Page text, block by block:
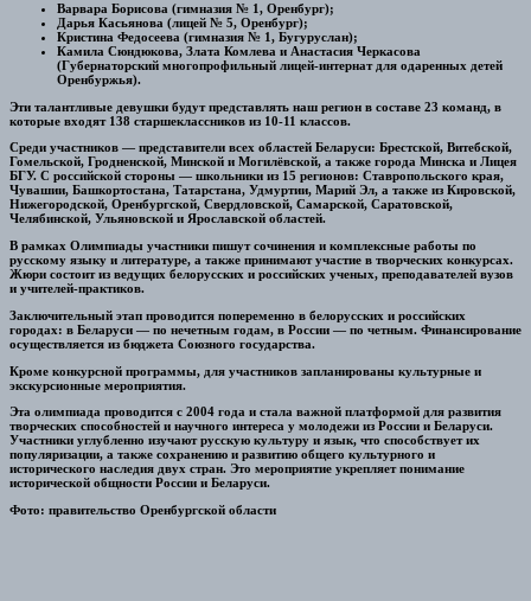
Варвара Борисова (гимназия № 1, Оренбург);
Дарья Касьянова (лицей № 5, Оренбург);
Кристина Федосеева (гимназия № 1, Бугуруслан);
Камила Сюндюкова, Злата Комлева и Анастасия Черкасова
(Губернаторский многопрофильный лицей-интернат для одаренных детей
Оренбуржья).
Эти талантливые девушки будут представлять наш регион в составе 23 команд, в
которые входят 138 старшеклассников из 10-11 классов.
Среди участников — представители всех областей Беларуси: Брестской, Витебской,
Гомельской, Гродненской, Минской и Могилёвской, а также города Минска и Лицея
БГУ. С российской стороны — школьники из 15 регионов: Ставропольского края,
Чувашии, Башкортостана, Татарстана, Удмуртии, Марий Эл, а также из Кировской,
Нижегородской, Оренбургской, Свердловской, Самарской, Саратовской,
Челябинской, Ульяновской и Ярославской областей.
В рамках Олимпиады участники пишут сочинения и комплексные работы по
русскому языку и литературе, а также принимают участие в творческих конкурсах.
Жюри состоит из ведущих белорусских и российских ученых, преподавателей вузов
и учителей-практиков.
Заключительный этап проводится попеременно в белорусских и российских
городах: в Беларуси — по нечетным годам, в России — по четным. Финансирование
осуществляется из бюджета Союзного государства.
Кроме конкурсной программы, для участников запланированы культурные и
экскурсионные мероприятия.
Эта олимпиада проводится с 2004 года и стала важной платформой для развития
творческих способностей и научного интереса у молодежи из России и Беларуси.
Участники углубленно изучают русскую культуру и язык, что способствует их
популяризации, а также сохранению и развитию общего культурного и
исторического наследия двух стран. Это мероприятие укрепляет понимание
исторической общности России и Беларуси.
Фото: правительство Оренбургской области